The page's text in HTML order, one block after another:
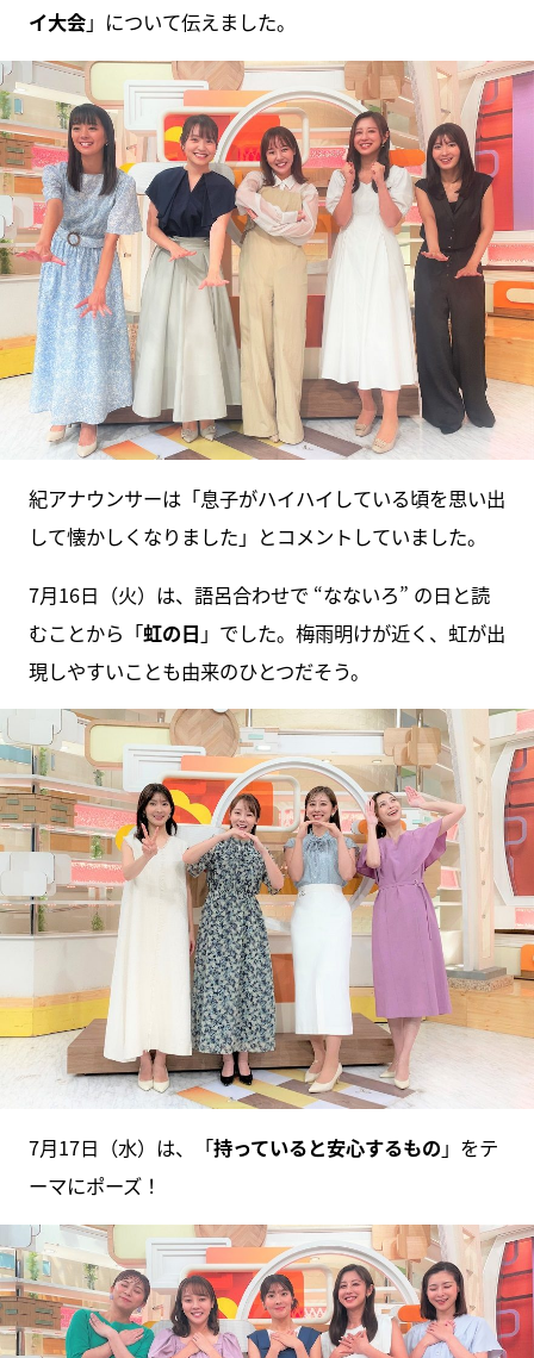
イ大会」について伝えました。
紀アナウンサーは「息子がハイハイしている頃を思い出
して懐かしくなりました」とコメントしていました。
7月16日（火）は、語呂合わせで “なないろ” の日と読
むことから「虹の日 」でした。梅雨明けが近く、虹が出
現しやすいことも由来のひとつだそう。
7月17日（水）は、「持っていると安心するもの 」をテ
ーマにポーズ！